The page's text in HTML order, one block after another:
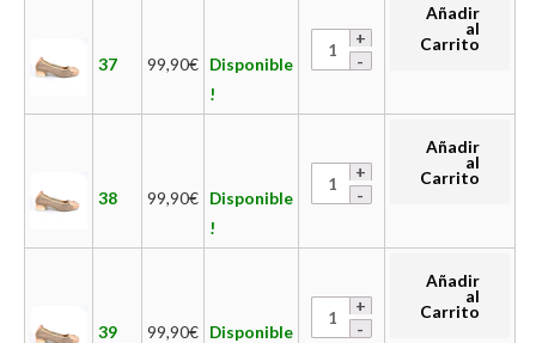
37 99,90€ Disponible
!
Añadir
al
Carrito
38 99,90€ Disponible
!
Añadir
al
Carrito
39 99,90€ Disponible
Añadir
al
Carrito